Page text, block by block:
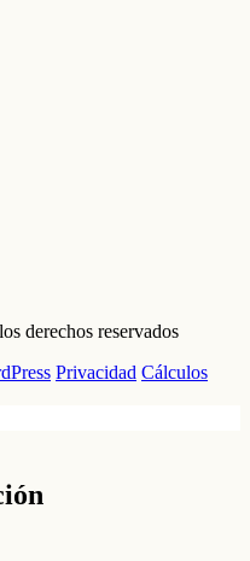
derechos reservados
Privacidad Cálculos